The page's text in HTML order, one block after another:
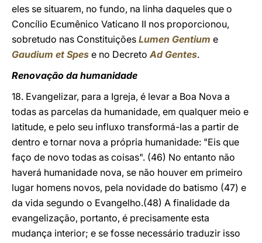
eles se situarem, no fundo, na linha daqueles que o
Concílio Ecumênico Vaticano II nos proporcionou,
sobretudo nas Constituições Lumen Gentium e
Gaudium et Spes e no DecretoAd Gentes.
Renovação da humanidade
18. Evangelizar, para a Igreja, é levar a Boa Nova a
todas as parcelas da humanidade, em qualquer meio e
latitude, e pelo seu influxo transformá-las a partir de
dentro e tornar nova a própria humanidade: "Eis que
faço de novo todas as coisas". (46) No entanto não
haverá humanidade nova, se não houver em primeiro
lugar homens novos, pela novidade do batismo (47) e
da vida segundo o Evangelho.(48) A finalidade da
evangelização, portanto, é precisamente esta
mudança interior; e se fosse necessário traduzir isso